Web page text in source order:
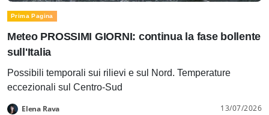
Prima Pagina
Meteo PROSSIMI GIORNI: continua la fase bollente
sull'Italia
Possibili temporali sui rilievi e sul Nord. Temperature
eccezionali sul Centro-Sud
Elena Rava 13/07/2026